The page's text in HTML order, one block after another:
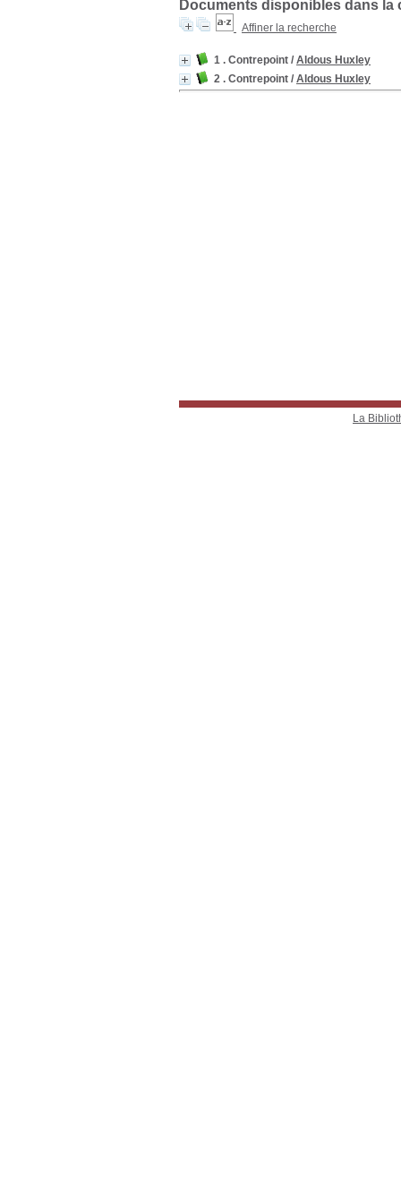
Documents disponibles dans la
Affiner la recherche
1 . Contrepoint / Aldous Huxley
2 . Contrepoint / Aldous Huxley
La